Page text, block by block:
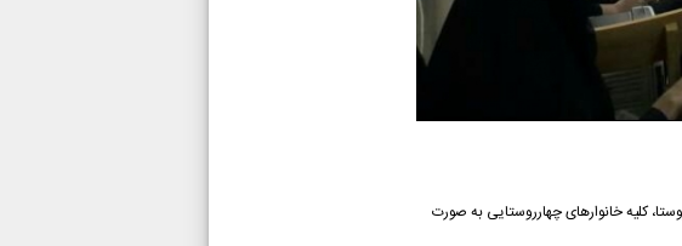
کلیه خانوارهای چهارروستایی به صورت